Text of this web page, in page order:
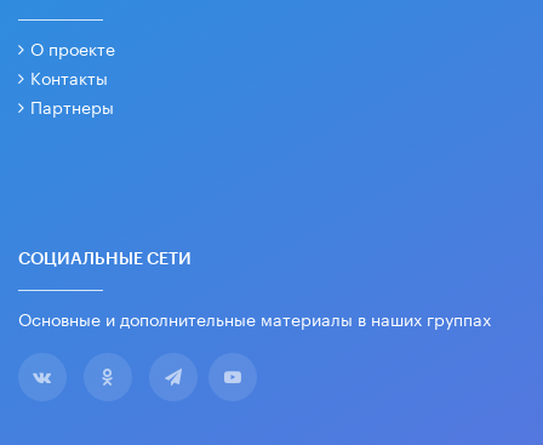
О проекте
Контакты
Партнеры
СОЦИАЛЬНЫЕ СЕТИ
Основные и дополнительные материалы в наших группах